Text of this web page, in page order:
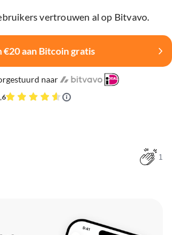
vertrouwen al op Bitvavo.
€20 aan Bitcoin gratis
naar
1